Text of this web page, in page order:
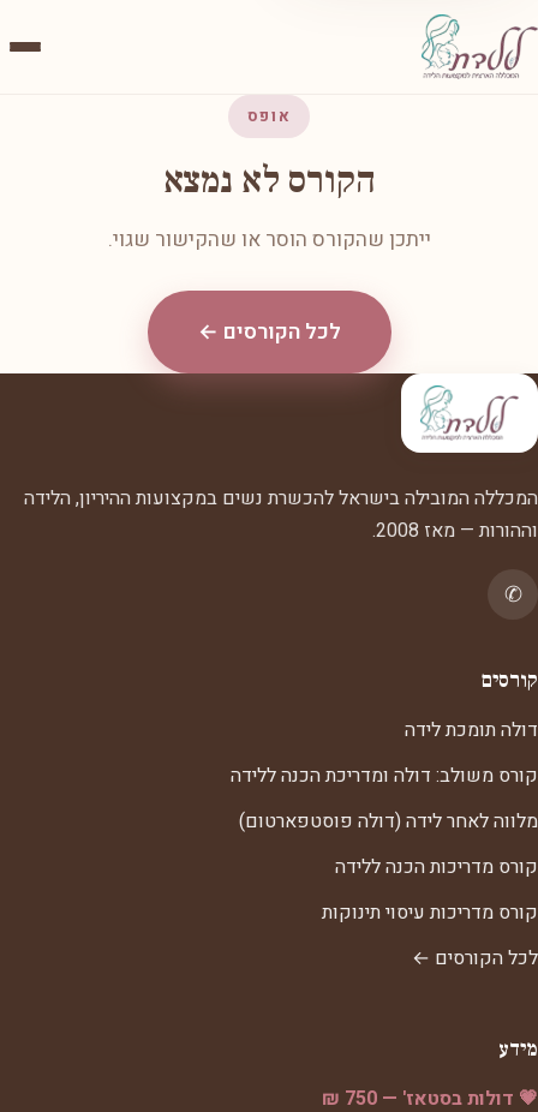
אופס
הקורס לא נמצא
ייתכן שהקורס הוסר או שהקישור שגוי.
לכל הקורסים ←
המכללה המובילה בישראל להכשרת נשים במקצועות ההיריון, הלידה
וההורות — מאז 2008.
✆
קורסים
דולה תומכת לידה
קורס משולב: דולה ומדריכת הכנה ללידה
מלווה לאחר לידה (דולה פוסטפארטום)
קורס מדריכות הכנה ללידה
קורס מדריכות עיסוי תינוקות
לכל הקורסים ←
מידע
💗 דולות בסטאז' — 750 ₪